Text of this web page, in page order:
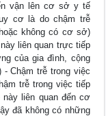
vận lên cơ sở y tế
cơ là do chậm trễ
không có cơ sở)
liên quan trực tiếp
của gia đình, cộng
- Chậm trễ trong việc
trễ trong việc tiếp
liên quan đến cơ
đã không có những